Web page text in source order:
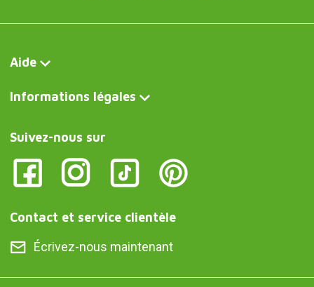
Aide
Informations légales
Suivez-nous sur
Contact et service clientèle
Écrivez-nous maintenant